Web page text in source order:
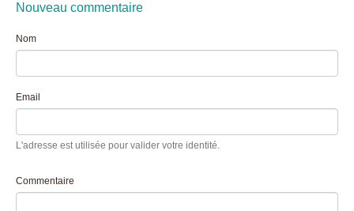
Nouveau commentaire
Nom
Email
L'adresse est utilisée pour valider votre identité.
Commentaire